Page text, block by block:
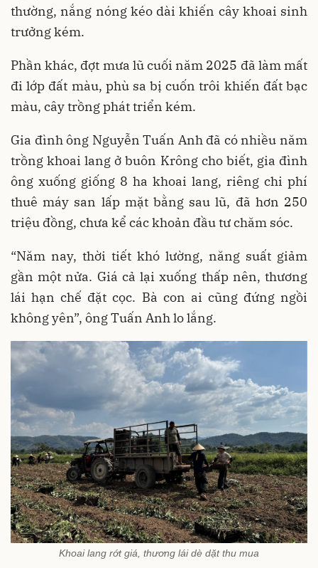
thường, nắng nóng kéo dài khiến cây khoai sinh
trưởng kém.
Phần khác, đợt mưa lũ cuối năm 2025 đã làm mất
đi lớp đất màu, phù sa bị cuốn trôi khiến đất bạc
màu, cây trồng phát triển kém.
Gia đình ông Nguyễn Tuấn Anh đã có nhiều năm
trồng khoai lang ở buôn Krông cho biết, gia đình
ông xuống giống 8 ha khoai lang, riêng chi phí
thuê máy san lấp mặt bằng sau lũ, đã hơn 250
triệu đồng, chưa kể các khoản đầu tư chăm sóc.
“Năm nay, thời tiết khó lường, năng suất giảm
gần một nửa. Giá cả lại xuống thấp nên, thương
lái hạn chế đặt cọc. Bà con ai cũng đứng ngồi
không yên”, ông Tuấn Anh lo lắng.
Khoai lang rớt giá, thương lái dè dặt thu mua